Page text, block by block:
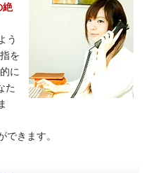
絶
う
を
に
た
できます。